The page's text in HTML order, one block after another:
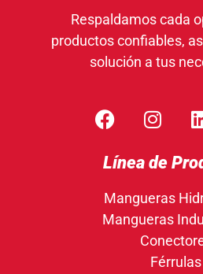
Respaldamos cada
productos confiables,
solución a tus
Línea de
Mangueras
Mangueras
Férrulas